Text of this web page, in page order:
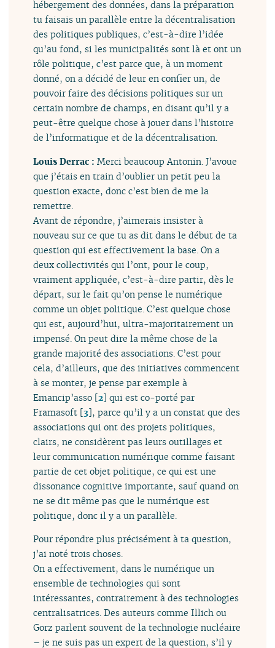
hébergement des données, dans la préparation
tu faisais un parallèle entre la décentralisation
des politiques publiques, c’est-à-dire l’idée
qu’au fond, si les municipalités sont là et ont un
rôle politique, c’est parce que, à un moment
donné, on a décidé de leur en confier un, de
pouvoir faire des décisions politiques sur un
certain nombre de champs, en disant qu’il y a
peut-être quelque chose à jouer dans l’histoire
de l’informatique et de la décentralisation.
Louis Derrac :Merci beaucoup Antonin. J’avoue
que j’étais en train d’oublier un petit peu la
question exacte, donc c’est bien de me la
remettre.
Avant de répondre, j’aimerais insister à
nouveau sur ce que tu as dit dans le début de ta
question qui est effectivement la base. On a
deux collectivités qui l’ont, pour le coup,
vraiment appliquée, c’est-à-dire partir, dès le
départ, sur le fait qu’on pense le numérique
comme un objet politique. C’est quelque chose
qui est, aujourd’hui, ultra-majoritairement un
impensé. On peut dire la même chose de la
grande majorité des associations. C’est pour
cela, d’ailleurs, que des initiatives commencent
à se monter, je pense par exemple à
Emancip’asso [2] qui est co-porté par
Framasoft [3], parce qu’il y a un constat que des
associations qui ont des projets politiques,
clairs, ne considèrent pas leurs outillages et
leur communication numérique comme faisant
partie de cet objet politique, ce qui est une
dissonance cognitive importante, sauf quand on
ne se dit même pas que le numérique est
politique, donc il y a un parallèle.
Pour répondre plus précisément à ta question,
j’ai noté trois choses.
On a effectivement, dans le numérique un
ensemble de technologies qui sont
intéressantes, contrairement à des technologies
centralisatrices. Des auteurs comme Illich ou
Gorz parlent souvent de la technologie nucléaire
– je ne suis pas un expert de la question, s’il y